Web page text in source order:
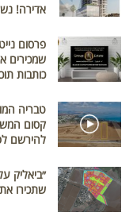
אדירה!
פרסום
שמכירים
כותבות
טבריה
קסום
להירשם
״ביאליק
שתכירו